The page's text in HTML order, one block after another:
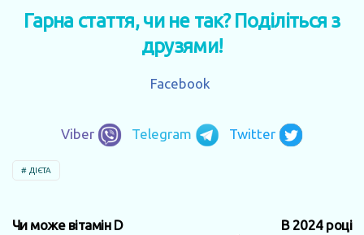
Гарна стаття, чи не так? Поділіться з
друзями!
Facebook
Viber Telegram Twitter
ДІЄТА
Чи може вітамін D
В 2024 році